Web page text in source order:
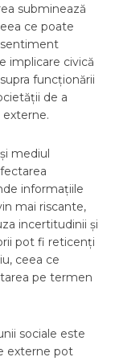
subminează
ce poate
sentiment
implicare civică
funcționării
de a
mediul
informațiile
mai riscante,
incertitudinii și
pot fi reticenți
ceea ce
pe termen
sociale este
externe pot